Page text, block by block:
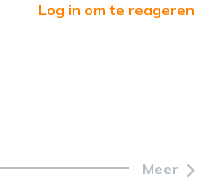
Log in om te reageren
Meer